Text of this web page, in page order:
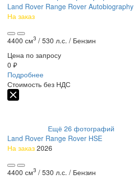
Land Rover Range Rover Autobiography
На заказ
4400 см3 / 530 л.с. / Бензин
Цена по запросу
0 ₽
Подробнее
Стоимость без НДС
Ещё 26 фотографий
Land Rover Range Rover HSE
На заказ 2026
4400 см3 / 530 л.с. / Бензин